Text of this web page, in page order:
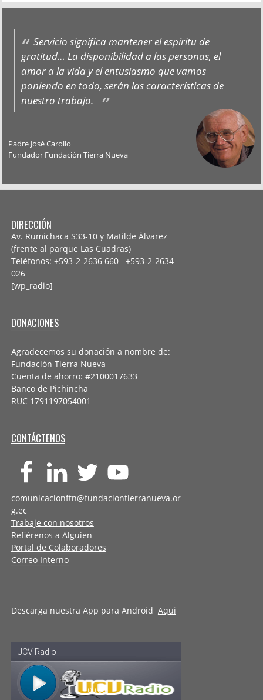
Servicio significa mantener el espíritu de
gratitud… La disponibilidad a las personas, el
amor a la vida y el entusiasmo que vamos
poniendo en todo, serán las características de
nuestro trabajo.
Padre José Carollo
Fundador Fundación Tierra Nueva
DIRECCIÓN
Av. Rumichaca S33-10 y Matilde Álvarez
(frente al parque Las Cuadras)
Teléfonos: +593-2-2636 660 +593-2-2634
026
[wp_radio]
DONACIONES
Agradecemos su donación a nombre de:
Fundación Tierra Nueva
Cuenta de ahorro: #2100017633
Banco de Pichincha
RUC 1791197054001
CONTÁCTENOS
comunicacionftn@fundaciontierranueva.or
g.ec
Trabaje con nosotros
Refiérenos a Alguien
Portal de Colaboradores
Correo Interno
Descarga nuestra App para Android Aqui